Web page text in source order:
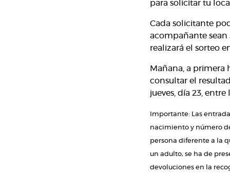
para solicitar tu
Cada solicitante
acompañante sean
realizará el sorteo
Mañana, a primera
consultar el
jueves, día 23, entre
Importante: Las
nacimiento y número
persona diferente a la
un adulto, se ha de
devoluciones en la